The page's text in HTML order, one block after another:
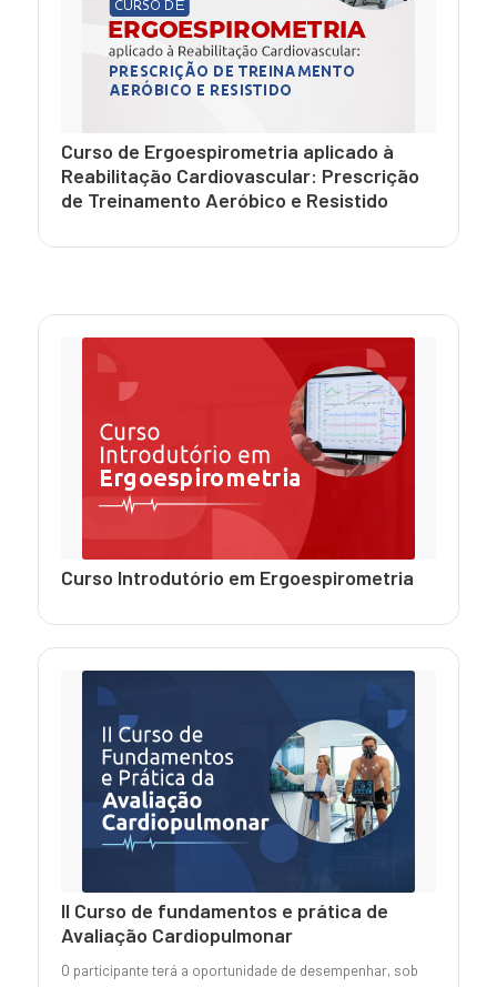
Curso de Ergoespirometria aplicado à
Reabilitação Cardiovascular: Prescrição
de Treinamento Aeróbico e Resistido
Curso Introdutório em Ergoespirometria
II Curso de fundamentos e prática de
Avaliação Cardiopulmonar
O participante terá a oportunidade de desempenhar, sob